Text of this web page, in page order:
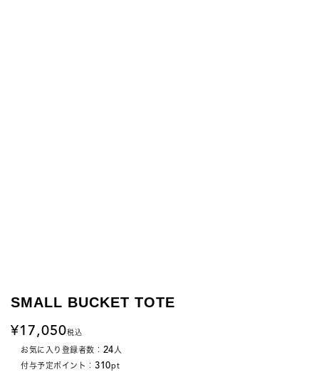
SMALL BUCKET TOTE
17,050税込
お気に入り登録者数： 24人
付与予定ポイント： 310pt